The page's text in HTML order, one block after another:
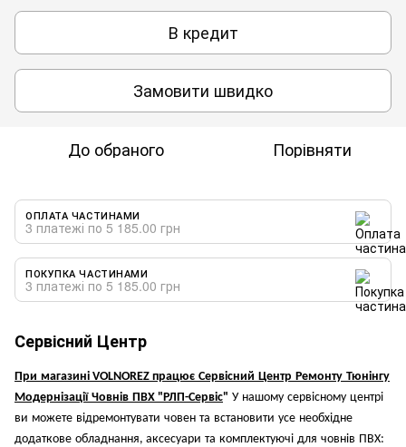
В кредит
Замовити швидко
До обраного Порівняти
ОПЛАТА ЧАСТИНАМИ
3 платежі по 5 185.00 грн
ПОКУПКА ЧАСТИНАМИ
3 платежі по 5 185.00 грн
Сервісний Центр
При магазині VOLNOREZ працює Сервісний Центр Ремонту Тюнінгу
Модернізації Човнів ПВХ "РЛП-Сервіс" У нашому сервісному центрі
ви можете відремонтувати човен та встановити усе необхідне
додаткове обладнання, аксесуари та комплектуючі для човнів ПВХ: